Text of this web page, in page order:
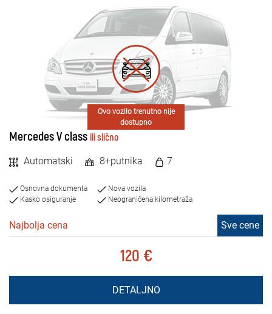
Ovo vozilo trenutno nije
dostupno
Mercedes V class ili slično
Automatski 8+putnika 7
Osnovna dokumenta
Kasko osiguranje
Nova vozila
Neograničena kilometraža
Najbolja cena Sve cene
120 €
DETALJNO